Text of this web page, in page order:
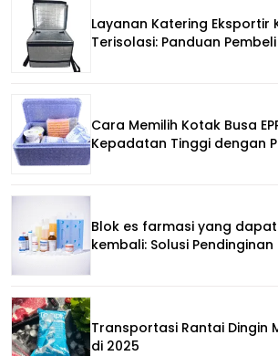
Layanan Katering Eksportir
Terisolasi: Panduan
Cara Memilih Kotak Busa
Kepadatan Tinggi dengan
Blok es farmasi yang
kembali: Solusi
Transportasi Rantai Dingin
di 2025